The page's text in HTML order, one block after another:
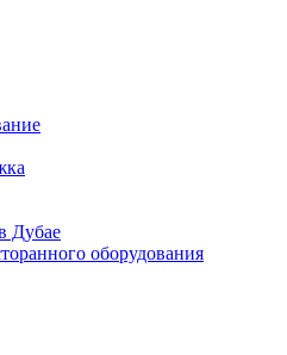
Дубае
оборудования